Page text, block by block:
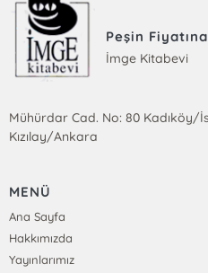
Peşin
İmge Kitabevi
Mühürdar Cad. No: 80 Kadıköy/
Kızılay/Ankara
MENÜ
Ana Sayfa
Hakkımızda
Yayınlarımız